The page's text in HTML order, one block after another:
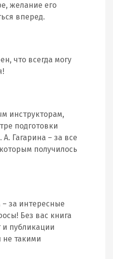
желание его
вперед.
что всегда могу
инструкторам,
подготовки
Гагарина – за все
получилось
за интересные
Без вас книга
и публикации
не такими